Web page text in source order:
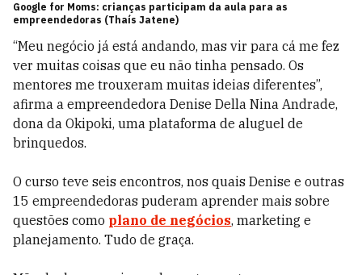
Google for Moms: crianças participam da aula para as
empreendedoras (Thaís Jatene)
“Meu negócio já está andando, mas vir para cá me fez
ver muitas coisas que eu não tinha pensado. Os
mentores me trouxeram muitas ideias diferentes”,
afirma a empreendedora Denise Della Nina Andrade,
dona da Okipoki, uma plataforma de aluguel de
brinquedos.
O curso teve seis encontros, nos quais Denise e outras
15 empreendedoras puderam aprender mais sobre
questões como plano de negócios, marketing e
planejamento. Tudo de graça.